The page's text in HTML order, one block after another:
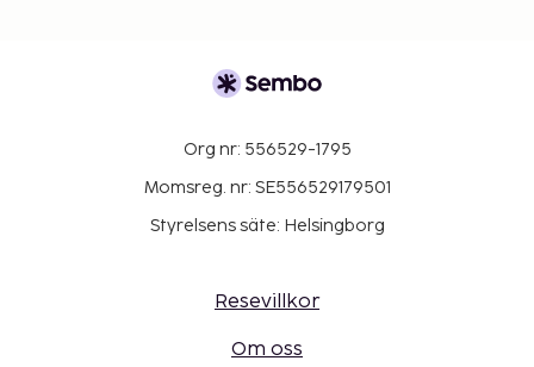
Org nr: 556529-1795
Momsreg. nr: SE556529179501
Styrelsens säte: Helsingborg
Resevillkor
Om oss